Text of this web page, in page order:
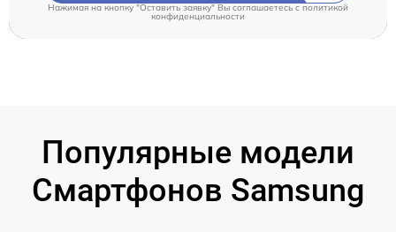
Нажимая на кнопку "Оставить заявку" Вы соглашаетесь cполитикой
конфиденциальности
Популярные модели
Смартфонов Samsung